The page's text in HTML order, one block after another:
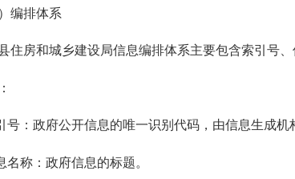
排体系
房和城乡建设局信息编排体系主要包含索引号、
政府公开信息的唯一识别代码，由信息生成机
称：政府信息的标题。